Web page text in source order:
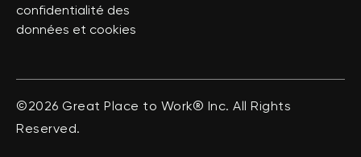
confidentialité des
données et cookies
©2026 Great Place to Work® Inc. All Rights
Reserved.